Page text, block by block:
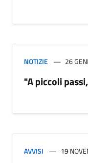
NOTIZIE 26
"A piccoli
AVVISI 19